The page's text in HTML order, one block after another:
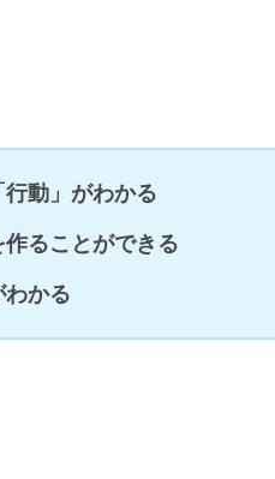
行動」がわかる
ることができる
わかる